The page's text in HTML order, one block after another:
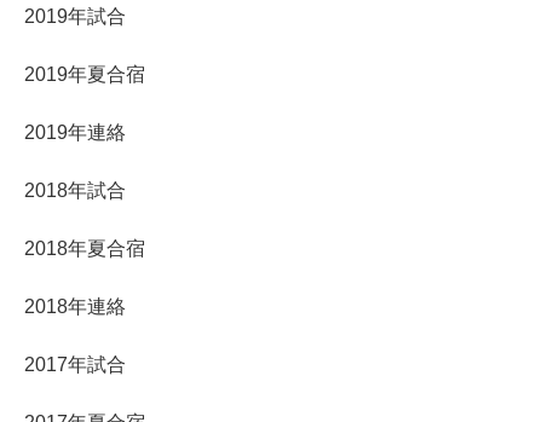
2019年試合
2019年夏合宿
2019年連絡
2018年試合
2018年夏合宿
2018年連絡
2017年試合